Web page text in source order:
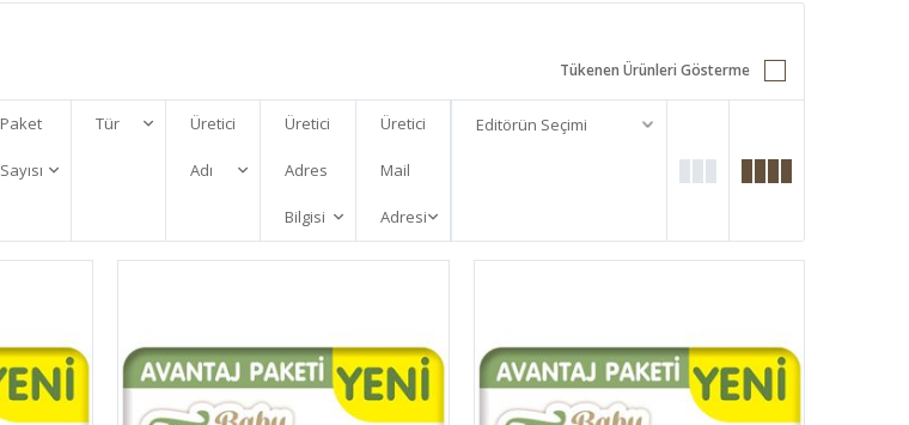
Tükenen Ürünleri Gösterme
Paket
Sayısı
Tür Üretici
Adı
Üretici
Adres
Bilgisi
Üretici
Mail
Adresi